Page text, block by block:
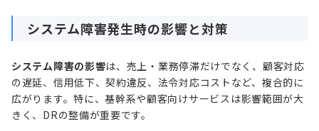
システム障害発生時の影響と対策
システム障害の影響は、売上・業務停滞だけでなく、顧客対応
の遅延、信用低下、契約違反、法令対応コストなど、複合的に
広がります。特に、基幹系や顧客向けサービスは影響範囲が大
きく、DRの整備が重要です。